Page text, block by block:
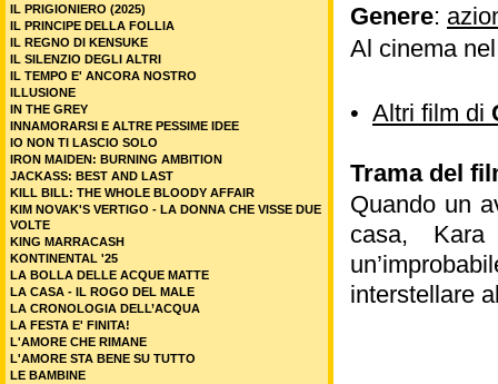
Genere:
Al cinema
• Altri film di
Trama del
Quando un
casa,
interstellare
IL PRIGIONIERO (2025)
IL PRINCIPE DELLA FOLLIA
IL REGNO DI KENSUKE
IL SILENZIO DEGLI ALTRI
IL TEMPO E' ANCORA NOSTRO
ILLUSIONE
IN THE GREY
INNAMORARSI E ALTRE PESSIME IDEE
IO NON TI LASCIO SOLO
IRON MAIDEN: BURNING AMBITION
JACKASS: BEST AND LAST
KILL BILL: THE WHOLE BLOODY AFFAIR
KIM NOVAK'S VERTIGO - LA DONNA CHE VISSE DUE
VOLTE
KING MARRACASH
KONTINENTAL '25
LA BOLLA DELLE ACQUE MATTE
LA CASA - IL ROGO DEL MALE
LA CRONOLOGIA DELL’ACQUA
LA FESTA E' FINITA!
L'AMORE CHE RIMANE
L'AMORE STA BENE SU TUTTO
LE BAMBINE